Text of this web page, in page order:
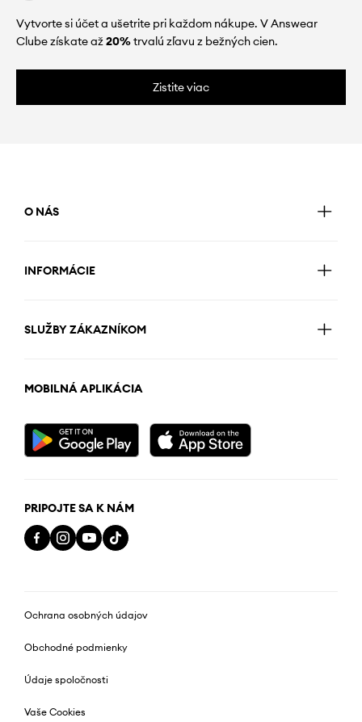
Vytvorte si účet a ušetrite pri každom nákupe. V Answear
Clube získate až20%trvalú zľavu z bežných cien.
Zistite viac
O NÁS
INFORMÁCIE
SLUŽBY ZÁKAZNÍKOM
MOBILNÁ APLIKÁCIA
PRIPOJTE SA K NÁM
Ochrana osobných údajov
Obchodné podmienky
Údaje spoločnosti
Vaše Cookies